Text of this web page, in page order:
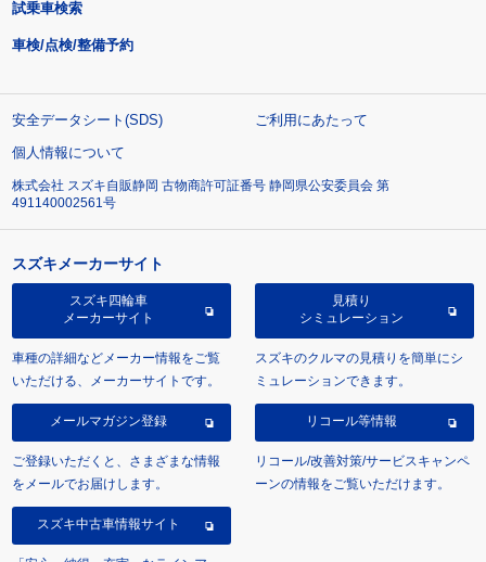
試乗車検索
車検/点検/整備予約
安全データシート(SDS)
ご利用にあたって
個人情報について
株式会社 スズキ自販静岡 古物商許可証番号 静岡県公安委員会 第
491140002561号
スズキメーカーサイト
スズキ四輪車
メーカーサイト
車種の詳細などメーカー情報をご覧
いただける、メーカーサイトです。
見積り
シミュレーション
スズキのクルマの見積りを簡単にシ
ミュレーションできます。
メールマガジン登録
ご登録いただくと、さまざまな情報
をメールでお届けします。
リコール等情報
リコール/改善対策/サービスキャンペ
ーンの情報をご覧いただけます。
スズキ中古車情報サイト